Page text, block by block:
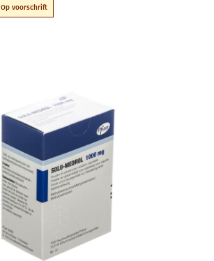
Op voorschrift